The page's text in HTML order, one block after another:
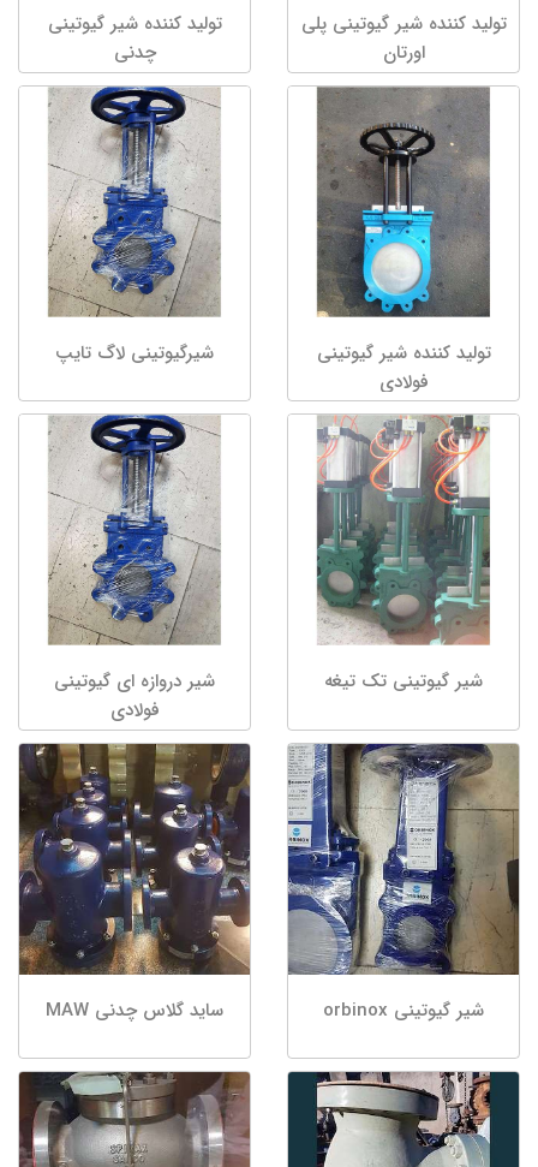
تولید کننده شیر گیوتینی پلی
اورتان
تولید کننده شیر گیوتینی
چدنی
تولید کننده شیر گیوتینی
فولادی
شیرگیوتینی لاگ تایپ
شیر گیوتینی تک تیغه
شیر دروازه ای گیوتینی
فولادی
شیر گیوتینی orbinox ساید گلاس چدنی MAW